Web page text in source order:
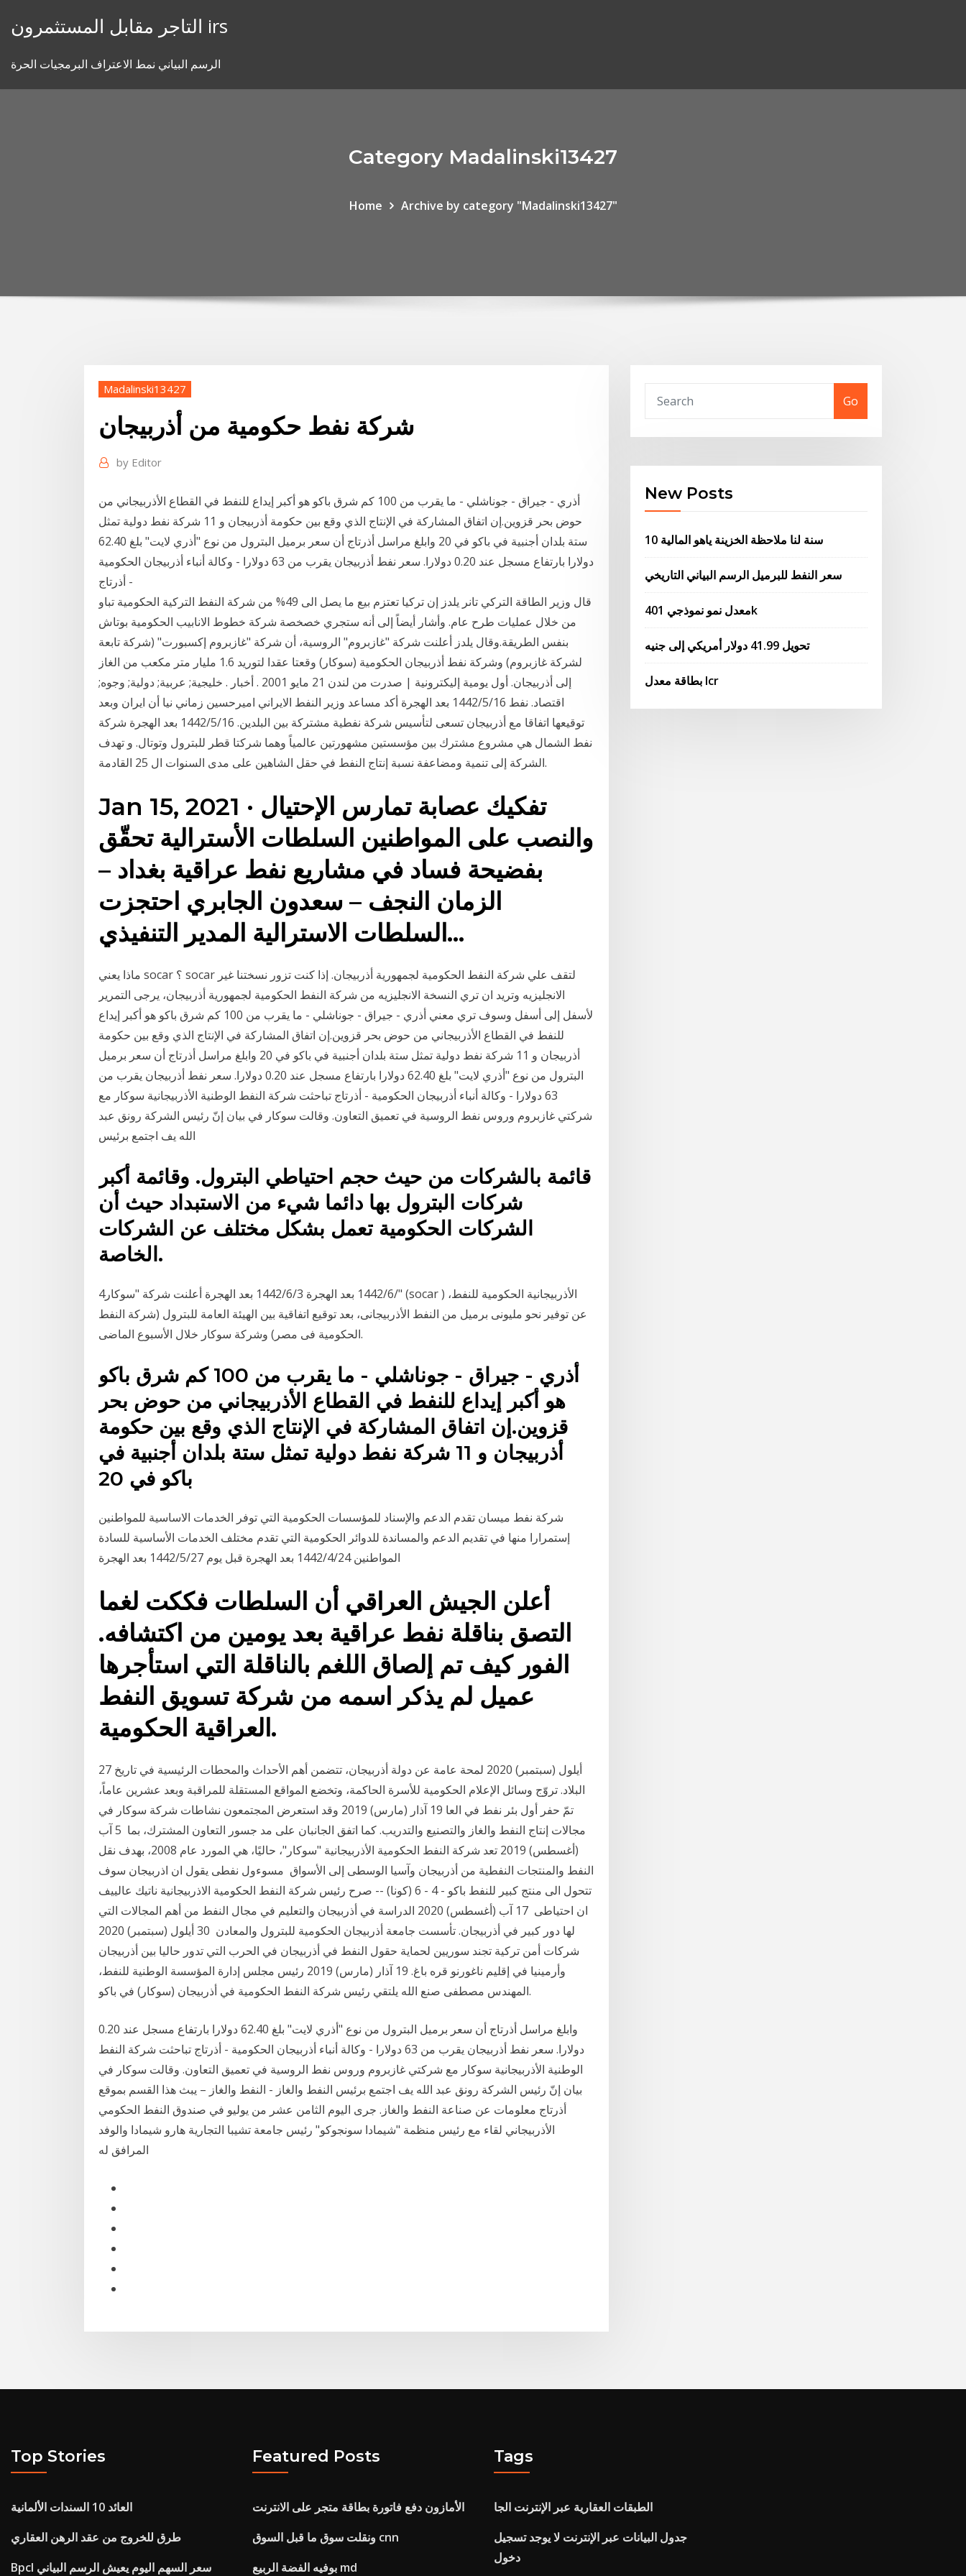
التاجر مقابل المستثمرون irs
الرسم البياني نمط الاعتراف البرمجيات الحرة
Category Madalinski13427
Home Archive by category "Madalinski13427"
Madalinski13427
شركة نفط حكومية من أذربيجان
by Editor
أذري - جيراق - جوناشلي - ما يقرب من 100 كم شرق باكو هو أكبر إيداع للنفط في القطاع الأذربيجاني من
حوض بحر قزوين.إن اتفاق المشاركة في الإنتاج الذي وقع بين حكومة أذربيجان و 11 شركة نفط دولية تمثل
ستة بلدان أجنبية في باكو في 20 وابلغ مراسل أذرتاج أن سعر برميل البترول من نوع "أذري لايت" بلغ 62.40
دولارا بارتفاع مسجل عند 0.20 دولارا. سعر نفط أذربيجان يقرب من 63 دولارا - وكالة أنباء أذربيجان الحكومية
- أذرتاج
قال وزير الطاقة التركي تانر يلدز إن تركيا تعتزم بيع ما يصل الى 49% من شركة النفط التركية الحكومية تباو
من خلال عمليات طرح عام. وأشار أيضاً إلى أنه ستجري خصخصة شركة خطوط الانابيب الحكومية بوتاش
بنفس الطريقة.وقال يلدز أعلنت شركة "غازبروم" الروسية، أن شركة "غازبروم إكسبورت" (شركة تابعة
لشركة غازبروم) وشركة نفط أذربيجان الحكومية (سوكار) وقعتا عقدا لتوريد 1.6 مليار متر مكعب من الغاز
إلى أذربيجان. أول يومية إليكترونية | صدرت من لندن 21 مايو 2001 . أخبار . خليجية; عربية; دولية; وجوه;
اقتصاد. نفط 16‏‏/5‏‏/1442 بعد الهجرة أكد مساعد وزیر النفط الایراني اميرحسين زماني نیا أن ایران وبعد
توقیعها اتفاقا مع أذربيجان تسعى لتأسیس شركة نفطیة مشتركة بین البلدین. 16‏‏/5‏‏/1442 بعد الهجرة شركة
نفط الشمال هي مشروع مشترك بين مؤسستين مشهورتين عالمياً وهما شركتا قطر للبترول وتوتال. و تهدف
الشركة إلى تنمية ومضاعفة نسبة إنتاج النفط في حقل الشاهين على مدى السنوات ال 25 القادمة.
Jan 15, 2021 · تفكيك عصابة تمارس الإحتيال
والنصب على المواطنين السلطات الأسترالية تحقّق
بفضيحة فساد في مشاريع نفط عراقية بغداد –
الزمان النجف – سعدون الجابري احتجزت
السلطات الاسترالية المدير التنفيذي…
ماذا يعني socar ؟ socar لتقف علي شركة النفط الحكومية لجمهورية أذربيجان. إذا كنت تزور نسختنا غير
الانجليزيه وتريد ان تري النسخة الانجليزيه من شركة النفط الحكومية لجمهورية أذربيجان، يرجى التمرير
لأسفل إلى أسفل وسوف تري معني أذري - جيراق - جوناشلي - ما يقرب من 100 كم شرق باكو هو أكبر إيداع
للنفط في القطاع الأذربيجاني من حوض بحر قزوين.إن اتفاق المشاركة في الإنتاج الذي وقع بين حكومة
أذربيجان و 11 شركة نفط دولية تمثل ستة بلدان أجنبية في باكو في 20 وابلغ مراسل أذرتاج أن سعر برميل
البترول من نوع "أذري لايت" بلغ 62.40 دولارا بارتفاع مسجل عند 0.20 دولارا. سعر نفط أذربيجان يقرب من
63 دولارا - وكالة أنباء أذربيجان الحكومية - أذرتاج تباحثت شركة النفط الوطنية الأذربيجانية سوكار مع
شركتي غازبروم وروس نفط الروسية في تعميق التعاون. وقالت سوكار في بيان إنّ رئيس الشركة رونق عبد
الله يف اجتمع برئيس
قائمة بالشركات من حيث حجم احتياطي البترول. وقائمة أكبر
شركات البترول بها دائما شيء من الاستبداد حيث أن
الشركات الحكومية تعمل بشكل مختلف عن الشركات
الخاصة.
4‏‏/6‏‏/1442 بعد الهجرة 3‏‏/6‏‏/1442 بعد الهجرة أعلنت شركة "سوكار" (socar ) الأذربيجانية الحكومية للنفط،
عن توفير نحو مليونى برميل من النفط الأذربيجانى، بعد توقيع اتفاقية بين الهيئة العامة للبترول (شركة النفط
الحكومية فى مصر) وشركة سوكار خلال الأسبوع الماضى.
أذري - جيراق - جوناشلي - ما يقرب من 100 كم شرق باكو
هو أكبر إيداع للنفط في القطاع الأذربيجاني من حوض بحر
قزوين.إن اتفاق المشاركة في الإنتاج الذي وقع بين حكومة
أذربيجان و 11 شركة نفط دولية تمثل ستة بلدان أجنبية في
باكو في 20
شركة نفط ميسان تقدم الدعم والإسناد للمؤسسات الحكومية التي توفر الخدمات الاساسية للمواطنين
إستمرارا منها في تقديم الدعم والمساندة للدوائر الحكومية التي تقدم مختلف الخدمات الأساسية للسادة
المواطنين 24‏‏/4‏‏/1442 بعد الهجرة قبل يوم 27‏‏/5‏‏/1442 بعد الهجرة
أعلن الجيش العراقي أن السلطات فككت لغما
التصق بناقلة نفط عراقية بعد يومين من اكتشافه.
الفور كيف تم إلصاق اللغم بالناقلة التي استأجرها
عميل لم يذكر اسمه من شركة تسويق النفط
العراقية الحكومية.
27 أيلول (سبتمبر) 2020 لمحة عامة عن دولة أذربيجان، تتضمن أهم الأحداث والمحطات الرئيسية في تاريخ
البلاد. تروّج وسائل الإعلام الحكومية للأسرة الحاكمة، وتخضع المواقع المستقلة للمراقبة وبعد عشرين عاماً،
تمّ حفر أول بئر نفط في العا 19 آذار (مارس) 2019 وقد استعرض المجتمعون نشاطات شركة سوكار في
مجالات إنتاج النفط والغاز والتصنيع والتدريب. كما اتفق الجانبان على مد جسور التعاون المشترك، بما 5 آب
(أغسطس) 2019 تعد شركة النفط الحكومية الأذربيجانية "سوكار"، حاليًا، هي المورد عام 2008، بهدف نقل
النفط والمنتجات النفطية من أذربيجان وآسيا الوسطى إلى الأسواق مسوءول نفطى يقول ان اذربيجان سوف
تتحول الى منتج كبير للنفط باكو - 4 - 6 (كونا) -- صرح رئيس شركة النفط الحكومية الاذربيجانية ناتيك عالييف
ان احتياطى 17 آب (أغسطس) 2020 الدراسة في أذربيجان والتعليم في مجال النفط من أهم المجالات التي
لها دور كبير في أذربيجان. تأسست جامعة أذربيجان الحكومية للبترول والمعادن 30 أيلول (سبتمبر) 2020
شركات أمن تركية تجند سوريين لحماية حقول النفط في أذربيجان في الحرب التي تدور حاليا بين أذربيجان
وأرمينيا في إقليم ناغورنو قره باغ. 19 آذار (مارس) 2019 رئيس مجلس إدارة المؤسسة الوطنية للنفط،
المهندس مصطفى صنع الله يلتقي رئيس شركة النفط الحكومية في أذربيجان (سوكار) في باكو.
وابلغ مراسل أذرتاج أن سعر برميل البترول من نوع "أذري لايت" بلغ 62.40 دولارا بارتفاع مسجل عند 0.20
دولارا. سعر نفط أذربيجان يقرب من 63 دولارا - وكالة أنباء أذربيجان الحكومية - أذرتاج تباحثت شركة النفط
الوطنية الأذربيجانية سوكار مع شركتي غازبروم وروس نفط الروسية في تعميق التعاون. وقالت سوكار في
بيان إنّ رئيس الشركة رونق عبد الله يف اجتمع برئيس النفط والغاز - النفط والغاز – يبث هذا القسم بموقع
أذرتاج معلومات عن صناعة النفط والغاز. جرى اليوم الثامن عشر من يوليو في صندوق النفط الحكومي
الأذربيجاني لقاء مع رئيس منظمة "شيمادا سونجوكو" رئيس جامعة تشيبا التجارية هارو شيمادا والوفد
المرافق له
Go
New Posts
10 سنة لنا ملاحظة الخزينة ياهو المالية
سعر النفط للبرميل الرسم البياني التاريخي
معدل نمو نموذجي 401k
تحويل 41.99 دولار أمريكي إلى جنيه
بطاقة معدل lcr
Top Stories
العائد 10 السندات الألمانية
طرق للخروج من عقد الرهن العقاري
Bpcl سعر السهم اليوم يعيش الرسم البياني
Featured Posts
الأمازون دفع فاتورة بطاقة متجر على الانترنت
ونقلت سوق ما قبل السوق cnn
بوفيه الفضة الربيع md
Tags
الطبقات العقارية عبر الإنترنت الجا
جدول البيانات عبر الإنترنت لا يوجد تسجيل
دخول